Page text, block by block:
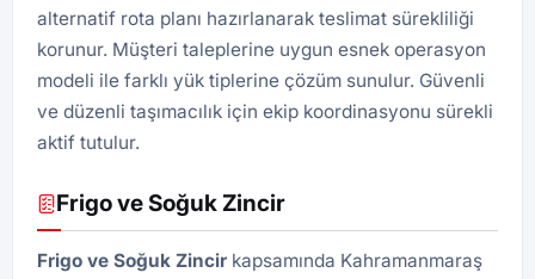
alternatif rota planı hazırlanarak teslimat sürekliliği
korunur. Müşteri taleplerine uygun esnek operasyon
modeli ile farklı yük tiplerine çözüm sunulur. Güvenli
ve düzenli taşımacılık için ekip koordinasyonu sürekli
aktif tutulur.
Frigo ve Soğuk Zincir
Frigo ve Soğuk Zincir kapsamında Kahramanmaraş